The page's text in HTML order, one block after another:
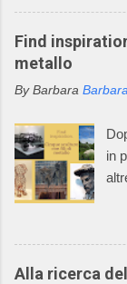
Find
metallo
By Barbara Barbara
in
Alla ricerca